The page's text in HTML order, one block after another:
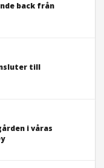
back från
till
i våras